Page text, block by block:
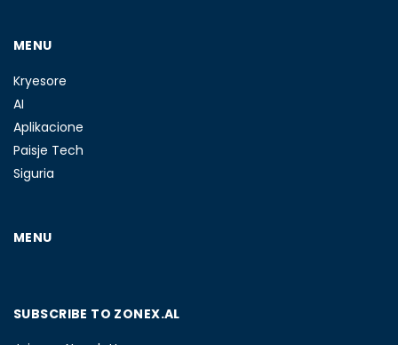
MENU
Kryesore
AI
Aplikacione
Paisje Tech
Siguria
MENU
SUBSCRIBE TO ZONEX.AL